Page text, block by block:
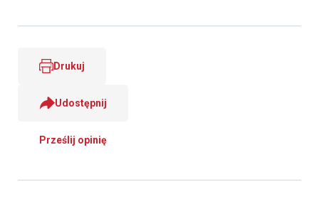
Drukuj
Udostępnij
Prześlij opinię